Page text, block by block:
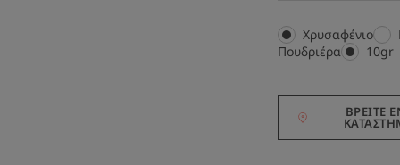
Χρυσαφένιο
Πουδριέρα
10gr
ΒΡΕΊΤΕ